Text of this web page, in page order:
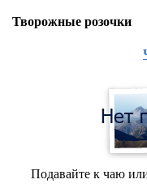
Творожные розочки
Подавайте к чаю